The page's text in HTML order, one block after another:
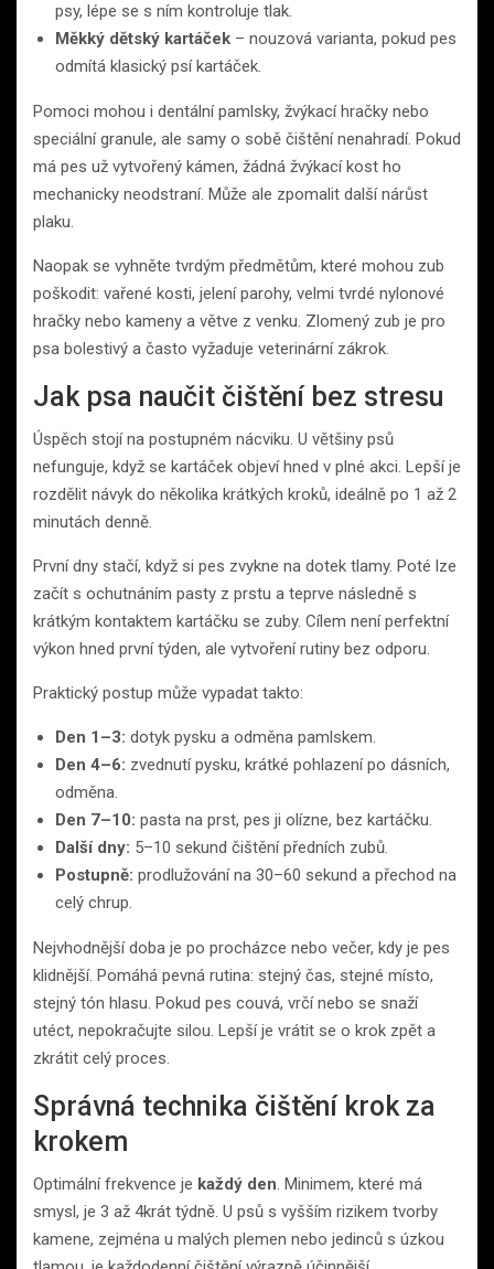
psy, lépe se s ním kontroluje tlak.
Měkký dětský kartáček – nouzová varianta, pokud pes
odmítá klasický psí kartáček.
Pomoci mohou i dentální pamlsky, žvýkací hračky nebo
speciální granule, ale samy o sobě čištění nenahradí. Pokud
má pes už vytvořený kámen, žádná žvýkací kost ho
mechanicky neodstraní. Může ale zpomalit další nárůst
plaku.
Naopak se vyhněte tvrdým předmětům, které mohou zub
poškodit: vařené kosti, jelení parohy, velmi tvrdé nylonové
hračky nebo kameny a větve z venku. Zlomený zub je pro
psa bolestivý a často vyžaduje veterinární zákrok.
Jak psa naučit čištění bez stresu
Úspěch stojí na postupném nácviku. U většiny psů
nefunguje, když se kartáček objeví hned v plné akci. Lepší je
rozdělit návyk do několika krátkých kroků, ideálně po 1 až 2
minutách denně.
První dny stačí, když si pes zvykne na dotek tlamy. Poté lze
začít s ochutnáním pasty z prstu a teprve následně s
krátkým kontaktem kartáčku se zuby. Cílem není perfektní
výkon hned první týden, ale vytvoření rutiny bez odporu.
Praktický postup může vypadat takto:
Den 1–3: dotyk pysku a odměna pamlskem.
Den 4–6: zvednutí pysku, krátké pohlazení po dásních,
odměna.
Den 7–10: pasta na prst, pes ji olízne, bez kartáčku.
Další dny: 5–10 sekund čištění předních zubů.
Postupně: prodlužování na 30–60 sekund a přechod na
celý chrup.
Nejvhodnější doba je po procházce nebo večer, kdy je pes
klidnější. Pomáhá pevná rutina: stejný čas, stejné místo,
stejný tón hlasu. Pokud pes couvá, vrčí nebo se snaží
utéct, nepokračujte silou. Lepší je vrátit se o krok zpět a
zkrátit celý proces.
Správná technika čištění krok za
krokem
Optimální frekvence je každý den . Minimem, které má
smysl, je 3 až 4krát týdně. U psů s vyšším rizikem tvorby
kamene, zejména u malých plemen nebo jedinců s úzkou